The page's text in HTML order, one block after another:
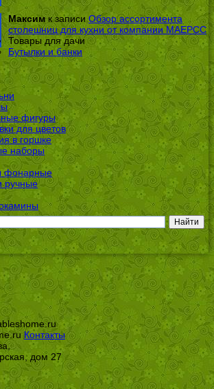
Максимк записиОбзор ассортимента
столешниц для кухни от компании МАЕРСС
Товары для дачи
Бутылки и банки
фигуры
для цветов
в горшке
наборы
фонарные
ручные
Контакты
дом 27